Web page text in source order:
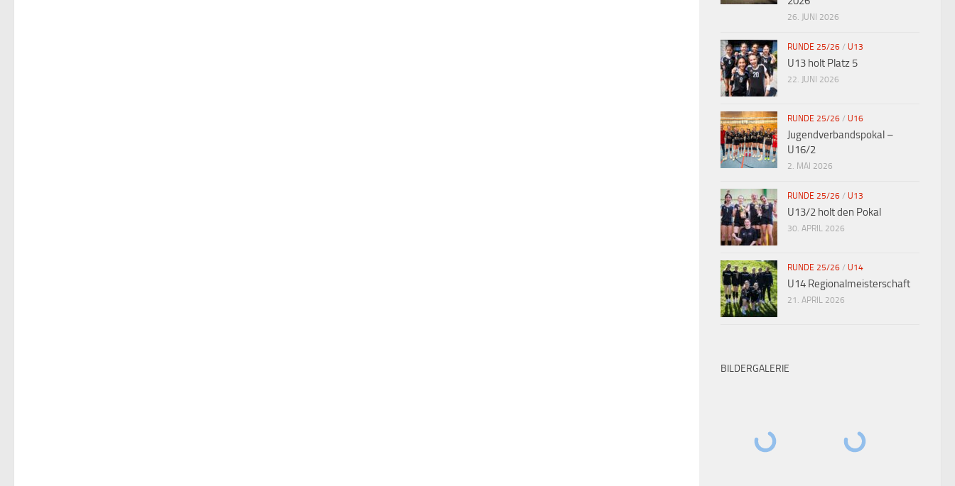
26. JUNI 2026
RUNDE 25/26 / U13
U13 holt Platz 5
22. JUNI 2026
RUNDE 25/26 / U16
Jugendverbandspokal –
U16/2
2. MAI 2026
RUNDE 25/26 / U13
U13/2 holt den Pokal
30. APRIL 2026
RUNDE 25/26 / U14
U14 Regionalmeisterschaft
21. APRIL 2026
BILDERGALERIE